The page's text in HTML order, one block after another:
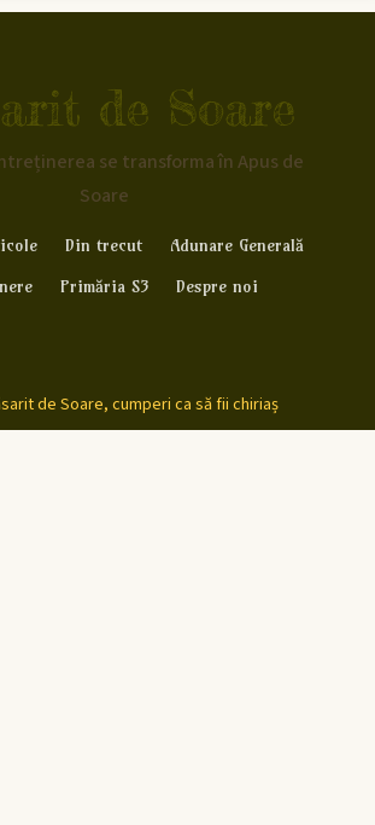
de Soare
se transforma în Apus de
Soare
Din trecut
Adunare Generală
Primăria S3 Despre noi
de Soare, cumperi ca să fii chiriaș